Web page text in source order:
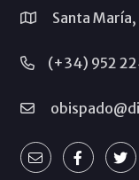
Santa
(+34) 952